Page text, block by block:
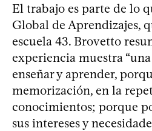
El trabajo es parte de lo
Global de Aprendizajes,
escuela 43. Brovetto
experiencia muestra
enseñar y aprender,
memorización, en la
conocimientos; porque
sus intereses y